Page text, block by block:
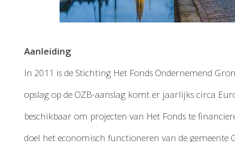
Aanleiding
In 2011 is de Stichting Het Fonds Ondernemend
opslag op de OZB-aanslag komt er jaarlijks circa
beschikbaar om projecten van Het Fonds te
doel het economisch functioneren van de gemeente